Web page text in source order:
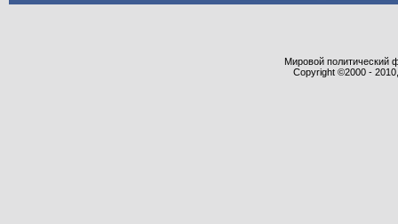
Мировой политический
Copyright ©2000 -